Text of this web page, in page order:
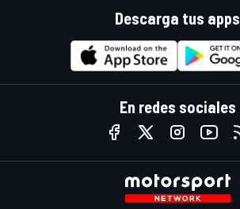
Descarga tus apps
En redes sociales